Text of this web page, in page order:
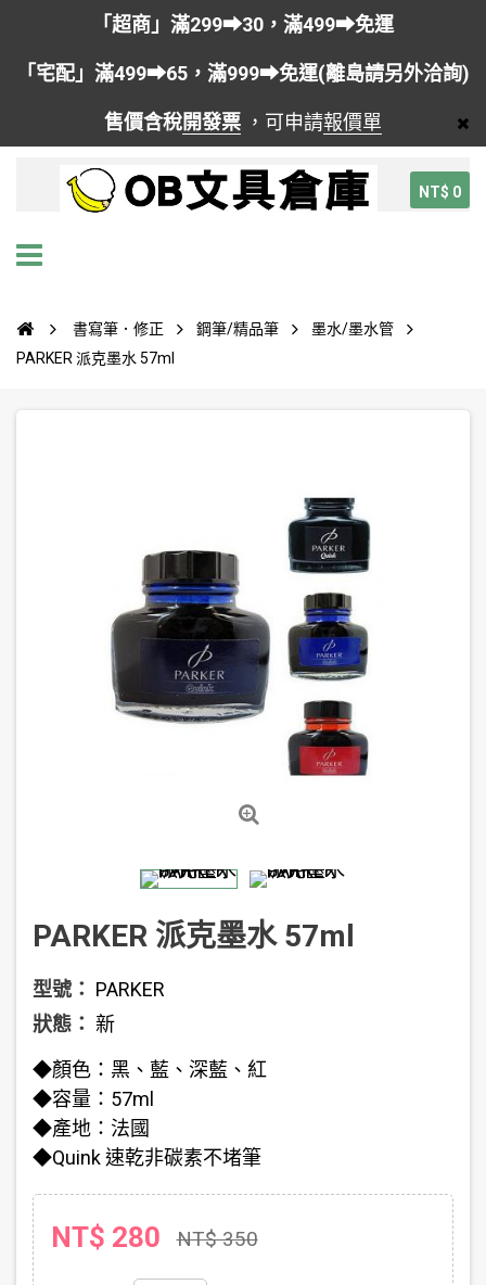
「超商」滿299➡30，滿499➡免運
「宅配」滿499➡65，滿999➡免運(離島請另外洽詢)
售價含稅開發票 ，可申請報價單
NT$ 0
書寫筆．修正 鋼筆/精品筆
墨水/墨水管
PARKER 派克墨水 57ml
PARKER 派克墨水 57ml
型號： PARKER
狀態： 新
◆顏色：黑、藍、深藍、紅
◆容量：57ml
◆產地：法國
◆Quink 速乾非碳素不堵筆
NT$ 280 NT$ 350